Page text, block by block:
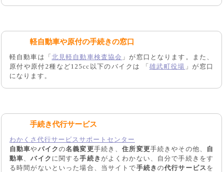
軽自動車や原付の手続きの窓口
軽自動車は「 北見軽自動車検査協会 」が窓口となります。また、
原付や原付2種など125cc以下のバイクは 「雄武町役場 」が窓口
になります。
手続き代行サービス
わかくさ代行サービスサポートセンター
自動車やバイク の名義変更手続き、住所変更手続きやその他、 自
動車、バイク に関する手続き がよくわかない、自分で手続きをす
る時間がないといった場合、当サイトで手続き の代行サービス を